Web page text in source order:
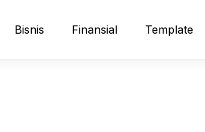
Bisnis Finansial Template